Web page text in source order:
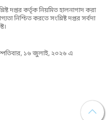
দপ্তর কর্তৃক নিয়মিত হালনাগাদ করা
নিশ্চিত করতে সংশ্লিষ্ট দপ্তর সর্বদা
১৬ জুলাই, ২০২৬ এ